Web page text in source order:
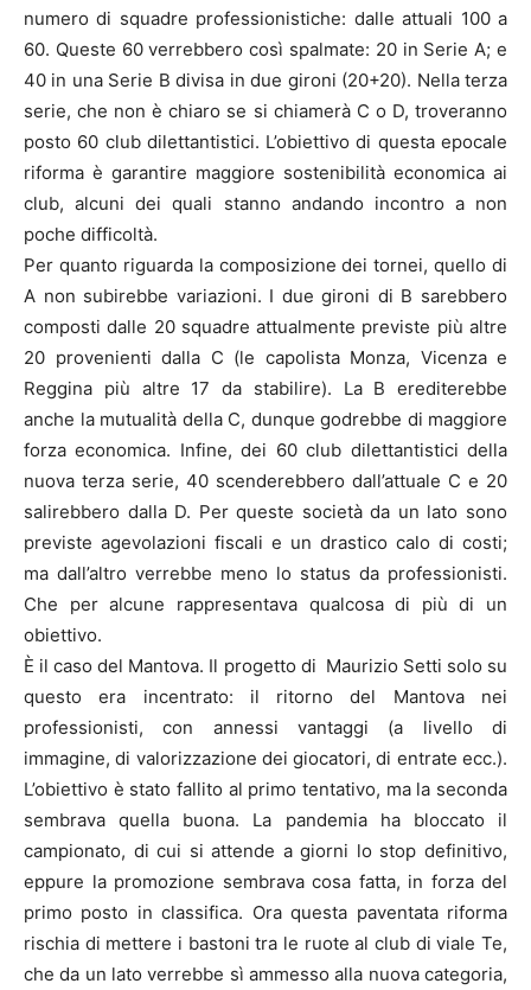
numero di squadre professionistiche: dalle attuali 100 a
60. Queste 60 verrebbero così spalmate: 20 in Serie A; e
40 in una Serie B divisa in due gironi (20+20). Nella terza
serie, che non è chiaro se si chiamerà C o D, troveranno
posto 60 club dilettantistici. L’obiettivo di questa epocale
riforma è garantire maggiore sostenibilità economica ai
club, alcuni dei quali stanno andando incontro a non
poche difficoltà.
Per quanto riguarda la composizione dei tornei, quello di
A non subirebbe variazioni. I due gironi di B sarebbero
composti dalle 20 squadre attualmente previste più altre
20 provenienti dalla C (le capolista Monza, Vicenza e
Reggina più altre 17 da stabilire). La B erediterebbe
anche la mutualità della C, dunque godrebbe di maggiore
forza economica. Infine, dei 60 club dilettantistici della
nuova terza serie, 40 scenderebbero dall’attuale C e 20
salirebbero dalla D. Per queste società da un lato sono
previste agevolazioni fiscali e un drastico calo di costi;
ma dall’altro verrebbe meno lo status da professionisti.
Che per alcune rappresentava qualcosa di più di un
obiettivo.
È il caso del Mantova. Il progetto di Maurizio Setti solo su
questo era incentrato: il ritorno del Mantova nei
professionisti, con annessi vantaggi (a livello di
immagine, di valorizzazione dei giocatori, di entrate ecc.).
L’obiettivo è stato fallito al primo tentativo, ma la seconda
sembrava quella buona. La pandemia ha bloccato il
campionato, di cui si attende a giorni lo stop definitivo,
eppure la promozione sembrava cosa fatta, in forza del
primo posto in classifica. Ora questa paventata riforma
rischia di mettere i bastoni tra le ruote al club di viale Te,
che da un lato verrebbe sì ammesso alla nuova categoria,